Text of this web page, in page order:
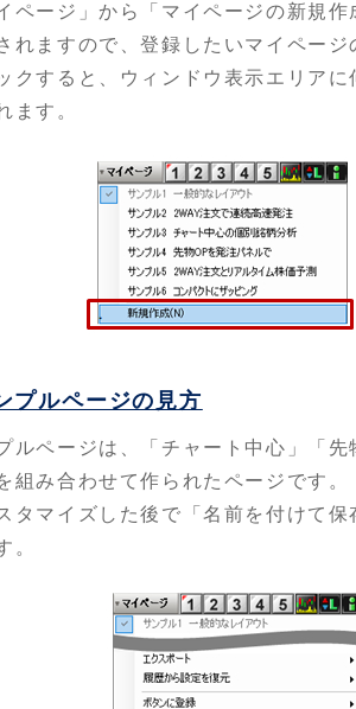
ページ」から「マイページの新規
れますので、登録したいマイペー
クすると、ウィンドウ表示エリア
ます。
プルページの見方
ルページは、「チャート中心」「
組み合わせて作られたページです
タマイズした後で「名前を付けて
。